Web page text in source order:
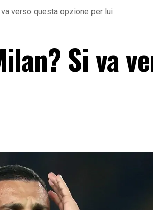
verso questa opzione per lui
Si va